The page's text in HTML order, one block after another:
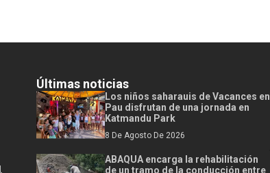
Últimas noticias
Los niños saharauis de Vacances en
Pau disfrutan de una jornada en
Katmandu Park
8 De Agosto De 2026
ABAQUA encarga la rehabilitación
de un tramo de la conducción entre